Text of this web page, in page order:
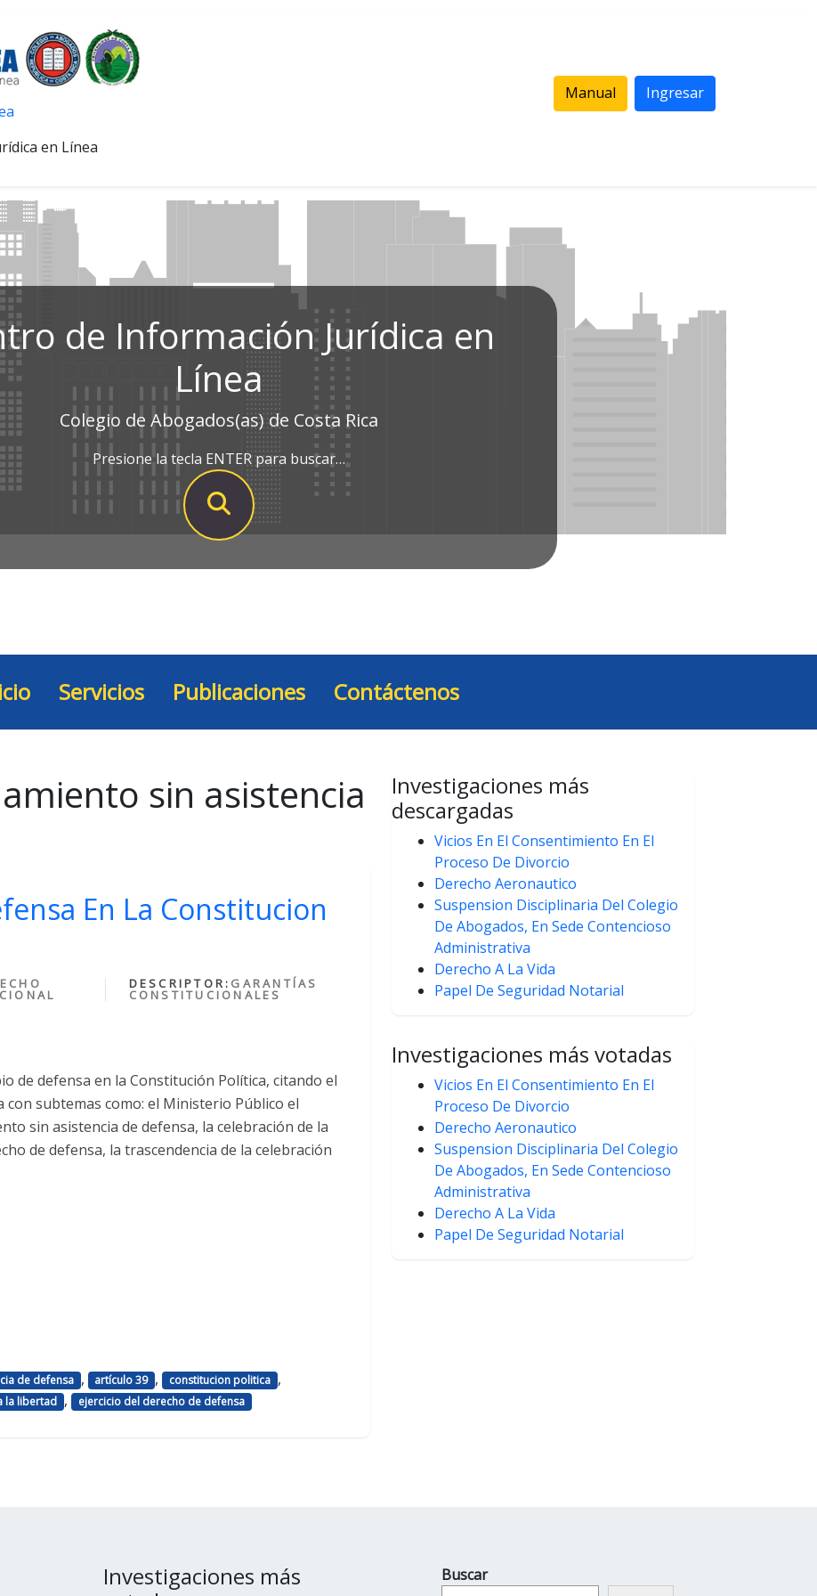
en Línea
Manual Ingresar
de Información Jurídica en
Línea
Colegio de Abogados(as) de Costa Rica
Presione la tecla ENTER para buscar…
Servicios Publicaciones Contáctenos
sin asistencia
En La Constitucion
DESCRIPTOR: GARANTÍAS
CONSTITUCIONALES
de defensa en la Constitución Política, citando el
subtemas como: el Ministerio Público el
sin asistencia de defensa, la celebración de la
de defensa, la trascendencia de la celebración
de defensa , artículo 39 , constitucion politica ,
la libertad , ejercicio del derecho de defensa
Investigaciones más
descargadas
Vicios En El Consentimiento En El
Proceso De Divorcio
Derecho Aeronautico
Suspension Disciplinaria Del Colegio
De Abogados, En Sede Contencioso
Administrativa
Derecho A La Vida
Papel De Seguridad Notarial
Investigaciones más votadas
Vicios En El Consentimiento En El
Proceso De Divorcio
Derecho Aeronautico
Suspension Disciplinaria Del Colegio
De Abogados, En Sede Contencioso
Administrativa
Derecho A La Vida
Papel De Seguridad Notarial
Investigaciones más
Buscar